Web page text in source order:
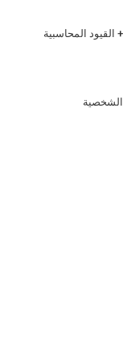
القيود المحاسبية